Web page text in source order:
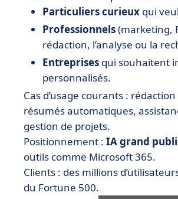
Particuliers curieux qui
Professionnels(marketing,
rédaction, l’analyse ou la
Entreprises qui souhaitent
personnalisés.
Cas d’usage courants :
résumés automatiques,
gestion de projets.
Positionnement : IA grand
outils comme Microsoft 365.
Clients : des millions
du Fortune 500.